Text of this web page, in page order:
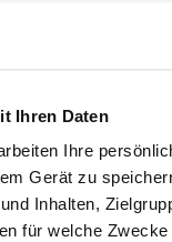
Ihren Daten
Ihre
Gerät zu
Inhalten,
für welche